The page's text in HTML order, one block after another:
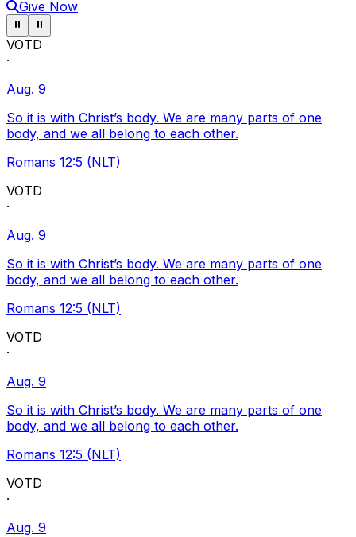
Give Now
Pause ticker
⏸ Pause ticker
⏸
VOTD
·
Aug. 9
So it is with Christ’s body. We are many parts of one
body, and we all belong to each other.
Romans 12:5 (NLT)
VOTD
·
Aug. 9
So it is with Christ’s body. We are many parts of one
body, and we all belong to each other.
Romans 12:5 (NLT)
VOTD
·
Aug. 9
So it is with Christ’s body. We are many parts of one
body, and we all belong to each other.
Romans 12:5 (NLT)
VOTD
·
Aug. 9